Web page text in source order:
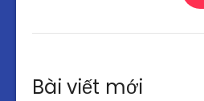
Bài viết mới